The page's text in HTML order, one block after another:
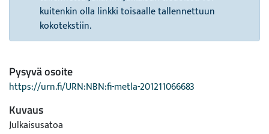
kuitenkin olla linkki toisaalle tallennettuun
kokotekstiin.
Pysyvä osoite
https://urn.fi/URN:NBN:fi-metla-201211066683
Kuvaus
Julkaisusatoa